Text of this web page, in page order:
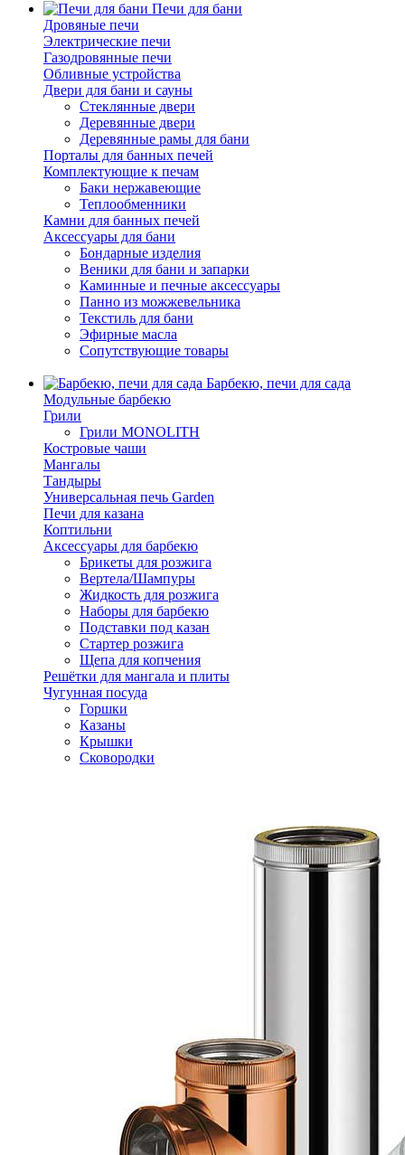
Печи для бани
Дровяные печи
Электрические печи
Газодровянные печи
Обливные устройства
Двери для бани и сауны
Стеклянные двери
Деревянные двери
Деревянные рамы для бани
Порталы для банных печей
Комплектующие к печам
Баки нержавеющие
Теплообменники
Камни для банных печей
Аксессуары для бани
Бондарные изделия
Веники для бани и запарки
Каминные и печные аксессуары
Панно из можжевельника
Текстиль для бани
Эфирные масла
Сопутствующие товары
Барбекю, печи для сада
Модульные барбекю
Грили
Грили MONOLITH
Костровые чаши
Мангалы
Тандыры
Универсальная печь Garden
Печи для казана
Коптильни
Аксессуары для барбекю
Брикеты для розжига
Вертела/Шампуры
Жидкость для розжига
Наборы для барбекю
Подставки под казан
Стартер розжига
Щепа для копчения
Решётки для мангала и плиты
Чугунная посуда
Горшки
Казаны
Крышки
Сковородки